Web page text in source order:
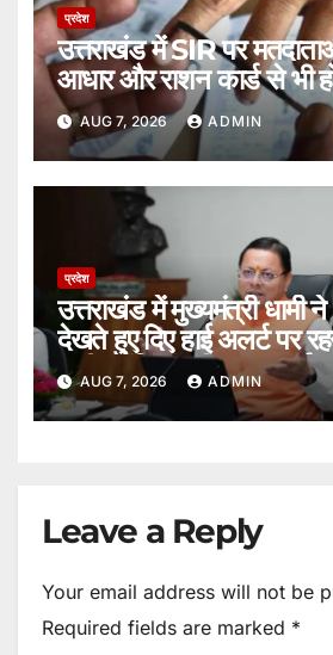
प्रदेश
उत्तराखंड में SIR पर
आधार और राशन कार्ड से भी
AUG 7, 2026 ADMIN
प्रदेश
उत्तराखंड में मुख्यमंत्री धामी ने
देखते हुए दिए हाई अलर्ट पर
सभी एजेंसियां पूरी तरह सतर्क
AUG 7, 2026 ADMIN
Leave a Reply
Your email address will not be
Required fields are marked *